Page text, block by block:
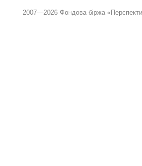
2007—2026 Фондова біржа